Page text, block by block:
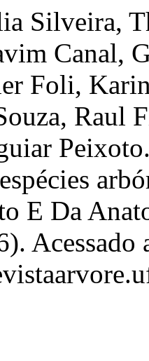
Silveira,
Canal,
Foli,
Raul
E Da
Acessado